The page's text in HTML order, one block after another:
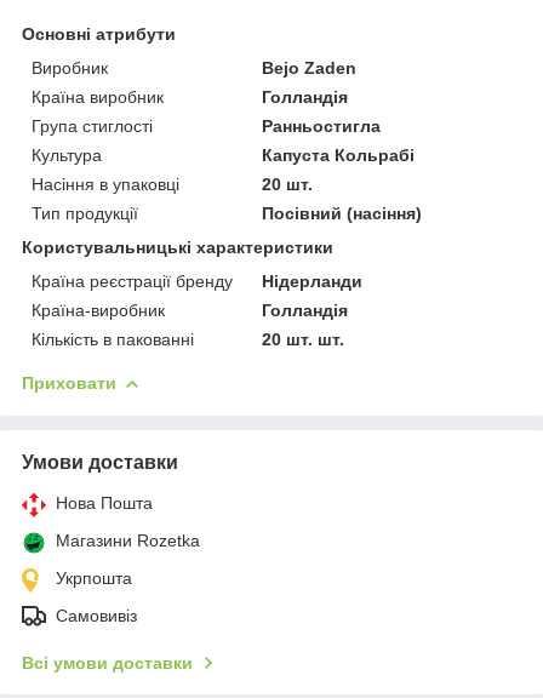
Основні атрибути
Виробник
Bejo Zaden
Країна виробник
Голландія
Група стиглості
Ранньостигла
Культура
Капуста Кольрабі
Насіння в упаковці
20 шт.
Тип продукції
Посівний (насіння)
Користувальницькі характеристики
Країна реєстрації бренду
Нідерланди
Країна-виробник
Голландія
Кількість в пакованні
20 шт. шт.
Приховати
Умови доставки
Нова Пошта
Магазини Rozetka
Укрпошта
Самовивіз
Всі умови доставки